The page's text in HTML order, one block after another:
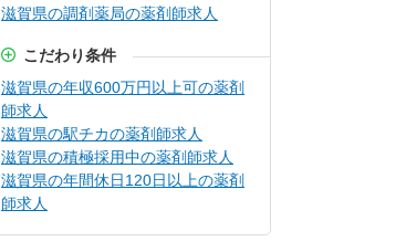
滋賀県の調剤薬局の薬剤師求人
こだわり条件
滋賀県の年収600万円以上可の薬剤
師求人
滋賀県の駅チカの薬剤師求人
滋賀県の積極採用中の薬剤師求人
滋賀県の年間休日120日以上の薬剤
師求人